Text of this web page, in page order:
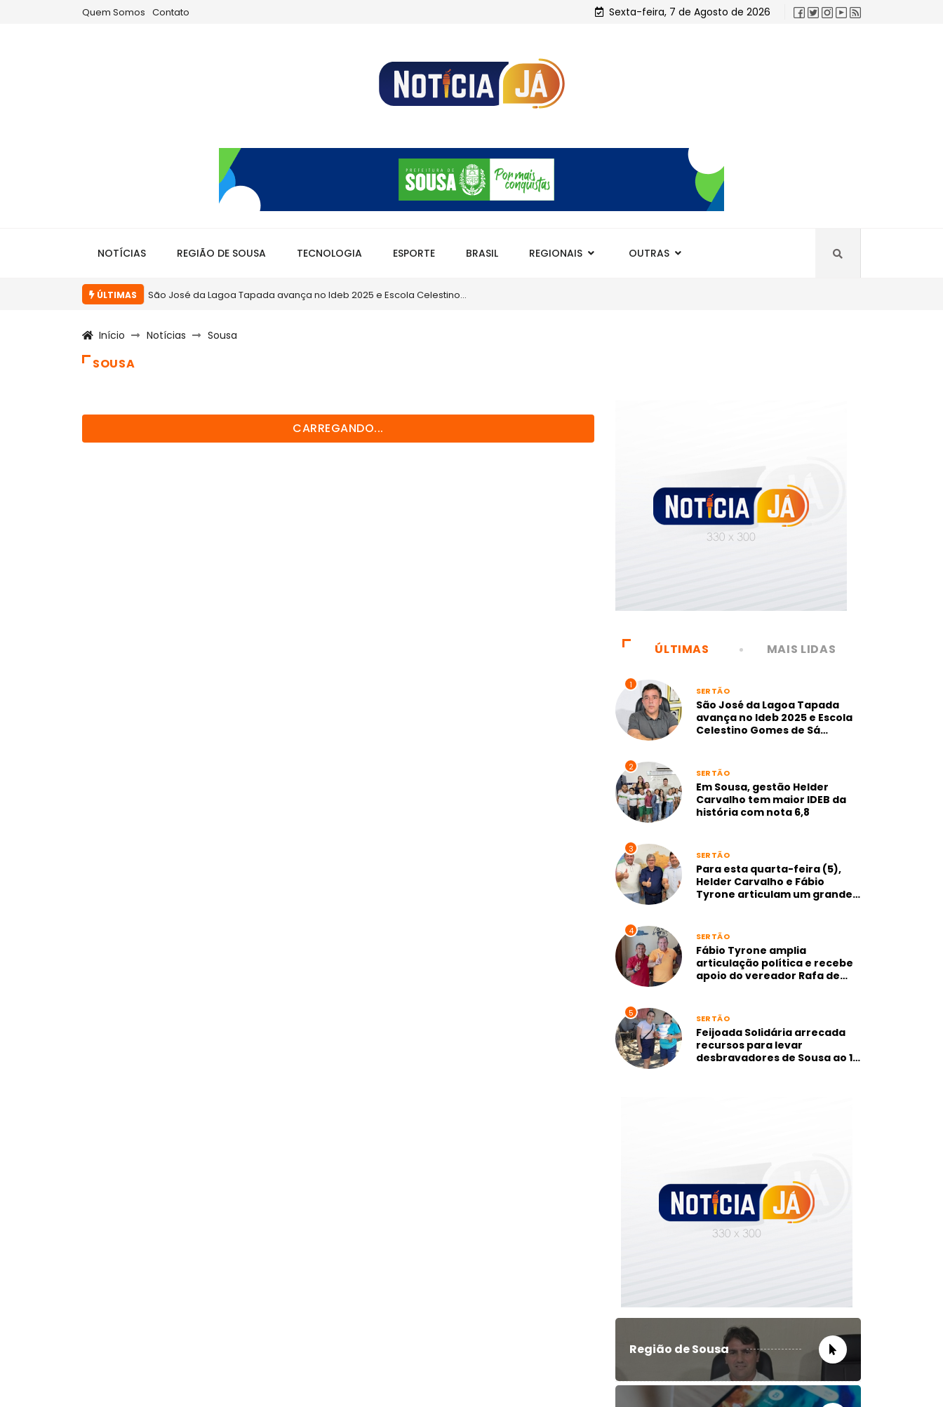
Quem Somos Contato Sexta-feira, 7 de Agosto de 2026
NOTÍCIAS REGIÃO DE SOUSA TECNOLOGIA ESPORTE BRASIL REGIONAIS OUTRAS
ÚLTIMAS Em Sousa, gestão Helder Carvalho tem maior IDEB da história com...
Início Notícias Sousa
SOUSA
CARREGANDO...
ÚLTIMAS MAIS LIDAS
1
SERTÃO
São José da Lagoa Tapada
avança no Ideb 2025 e Escola
Celestino Gomes de Sá
2
SERTÃO
Em Sousa, gestão Helder
Carvalho tem maior IDEB da
história com nota 6,8
3
SERTÃO
Para esta quarta-feira (5),
Helder Carvalho e Fábio
Tyrone articulam um grande
4
SERTÃO
Fábio Tyrone amplia
articulação política e recebe
apoio do vereador Rafa de
5
SERTÃO
Feijoada Solidária arrecada
recursos para levar
desbravadores de Sousa ao 1º
Região de Sousa